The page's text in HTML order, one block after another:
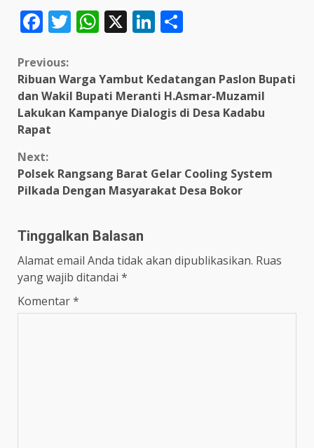
Facebook
Twitter
WhatsApp
X LinkedIn
Continue
Reading
Previous:
Ribuan Warga Yambut Kedatangan Paslon Bupati
dan Wakil Bupati Meranti H.Asmar-Muzamil
Lakukan Kampanye Dialogis di Desa Kadabu
Rapat
Next:
Polsek Rangsang Barat Gelar Cooling System
Pilkada Dengan Masyarakat Desa Bokor
Tinggalkan Balasan
Alamat email Anda tidak akan dipublikasikan. Ruas
yang wajib ditandai *
Komentar*